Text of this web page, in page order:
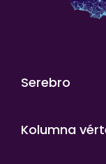
Serebro
Kolumna